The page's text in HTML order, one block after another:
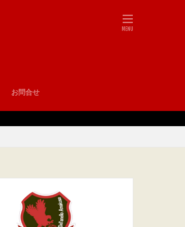
お問合せ